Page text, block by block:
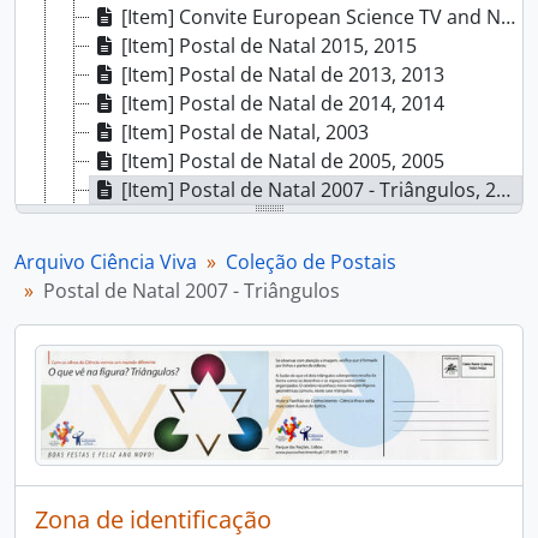
[Item] Convite European Science TV and New Media Awards 2012, 2012
[Item] Postal de Natal 2015, 2015
[Item] Postal de Natal de 2013, 2013
[Item] Postal de Natal de 2014, 2014
[Item] Postal de Natal, 2003
[Item] Postal de Natal de 2005, 2005
[Item] Postal de Natal 2007 - Triângulos, 2007
[Item] Postal de Natal 2007 - Esferas, 2007
[Item] Postal de Natal 2007 - Quadrados, 2007
[Item] Postal de Natal 1996, 1996
[Item] Postal de Natal 2006 - Balões, 2006
[Item] Postal de Natal 2006 - Bolas de Natal, 2006
[Item] Postal de Natal 2006 - Grinaldas de Natal, 2006
[Item] Postal de Natal 2006 - Espelhos, 2006
[Item] Postal de Natal 2003, 2003
[Item] Postal de Natal 2009, 2009
[Item] Postal de Natal 2011, 2011
Arquivo Ciência Viva
Coleção de Postais
Postal de Natal 2007 - Triângulos
Zona de identificação